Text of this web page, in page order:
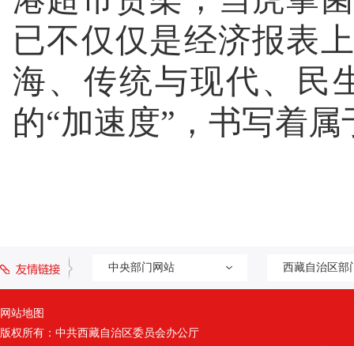
已不仅仅是经济报表
海、传统与现代、民
的“加速度”，书写着
中央部门网站 西藏自治区部
网站地图
版权所有：中共西藏自治区委员会办公厅